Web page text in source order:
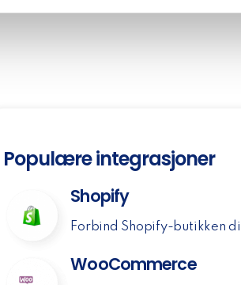
Populære integrasjoner
Shopify
Forbind Shopify-butikken
WooCommerce